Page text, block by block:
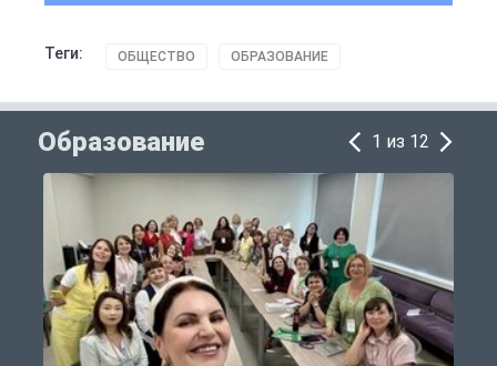
Теги: ОБЩЕСТВО ОБРАЗОВАНИЕ
Образование 1 из 12